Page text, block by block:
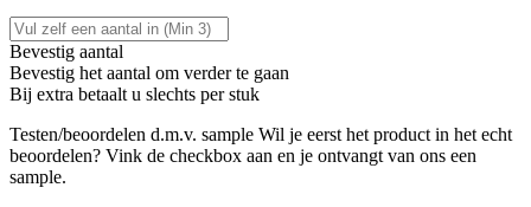
Bevestig aantal
Bevestig het aantal om verder te gaan
Bij extra betaalt u slechts per stuk
Testen/beoordelen d.m.v. sample Wil je eerst het product in het echt
beoordelen? Vink de checkbox aan en je ontvangt van ons een
sample.